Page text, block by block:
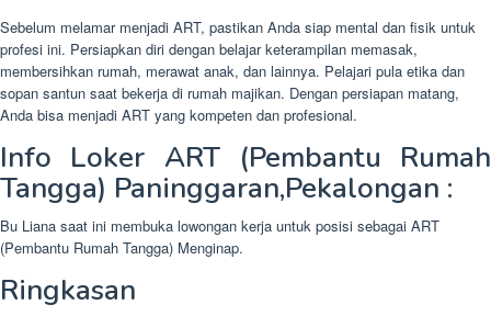
Sebelum melamar menjadi ART, pastikan Anda siap mental dan fisik untuk
profesi ini. Persiapkan diri dengan belajar keterampilan memasak,
membersihkan rumah, merawat anak, dan lainnya. Pelajari pula etika dan
sopan santun saat bekerja di rumah majikan. Dengan persiapan matang,
Anda bisa menjadi ART yang kompeten dan profesional.
Info Loker ART (Pembantu Rumah
Tangga) Paninggaran,Pekalongan :
Bu Liana saat ini membuka lowongan kerja untuk posisi sebagai ART
(Pembantu Rumah Tangga) Menginap.
Ringkasan